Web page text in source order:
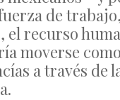
de
el recurso
moverse
a través de